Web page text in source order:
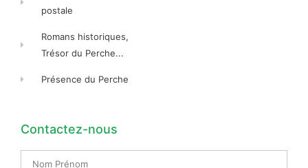
postale
Romans historiques,
Trésor du Perche...
Présence du Perche
Contactez-nous